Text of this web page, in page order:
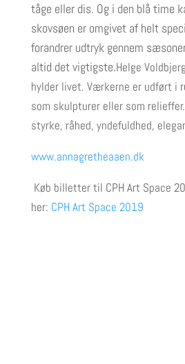
tåge eller dis. Og i den blå time
skovsøen er omgivet af helt
forandrer udtryk gennem
altid det vigtigste.Helge
hylder livet. Værkerne er udført i
som skulpturer eller som
styrke, råhed, yndefuldhed,
www.annagretheaaen.dk
Køb billetter til CPH Art Space
her: CPH Art Space 2019